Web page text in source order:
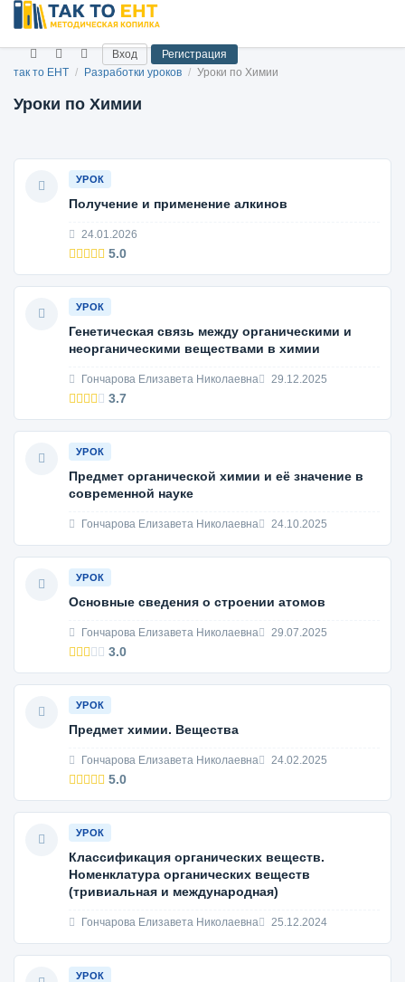
Вход
Регистрация
так то ЕНТ / Разработки уроков / Уроки по Химии
Уроки по Химии
УРОК
Получение и применение алкинов
24.01.2026
5.0
УРОК
Генетическая связь между органическими и
неорганическими веществами в химии
Гончарова Елизавета Николаевна 29.12.2025
3.7
УРОК
Предмет органической химии и её значение в
современной науке
Гончарова Елизавета Николаевна 24.10.2025
УРОК
Основные сведения о строении атомов
Гончарова Елизавета Николаевна 29.07.2025
3.0
УРОК
Предмет химии. Вещества
Гончарова Елизавета Николаевна 24.02.2025
5.0
УРОК
Классификация органических веществ.
Номенклатура органических веществ
(тривиальная и международная)
Гончарова Елизавета Николаевна 25.12.2024
УРОК